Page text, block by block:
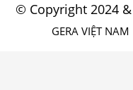
© Copyright 2024 &
GERA VIỆT NAM